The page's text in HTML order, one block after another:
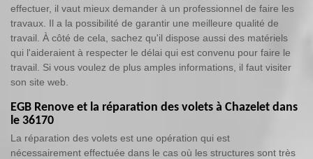
effectuer, il vaut mieux demander à un professionnel de faire les
travaux. Il a la possibilité de garantir une meilleure qualité de
travail. À côté de cela, sachez qu'il dispose aussi des matériels
qui l'aideraient à respecter le délai qui est convenu pour faire le
travail. Si vous voulez de plus amples informations, il faut visiter
son site web.
EGB Renove et la réparation des volets à Chazelet dans
le 36170
La réparation des volets est une opération qui est
nécessairement effectuée dans le cas où les structures sont très